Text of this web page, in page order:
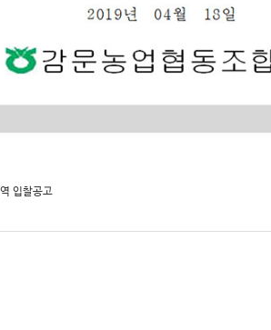
입찰공고